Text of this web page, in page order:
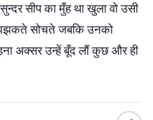
सीप का मुँह था खुला वो उसी
झिझकते सोचते जबकि उनको
अक्सर उन्हें बूँद लौं कुछ और ही